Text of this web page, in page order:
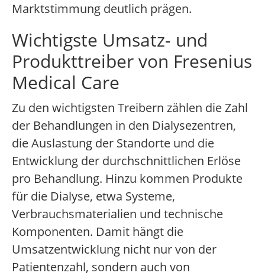
Marktstimmung deutlich prägen.
Wichtigste Umsatz- und
Produkttreiber von Fresenius
Medical Care
Zu den wichtigsten Treibern zählen die Zahl
der Behandlungen in den Dialysezentren,
die Auslastung der Standorte und die
Entwicklung der durchschnittlichen Erlöse
pro Behandlung. Hinzu kommen Produkte
für die Dialyse, etwa Systeme,
Verbrauchsmaterialien und technische
Komponenten. Damit hängt die
Umsatzentwicklung nicht nur von der
Patientenzahl, sondern auch von